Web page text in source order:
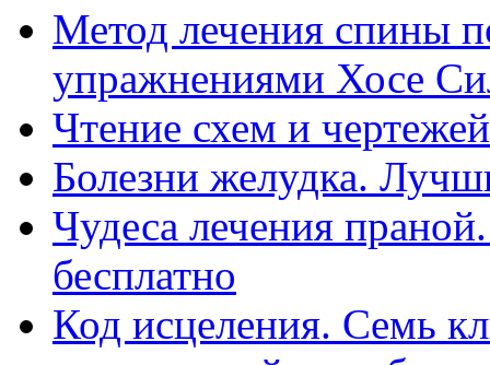
Метод лечения спины
упражнениями Хосе
Чтение схем и
Болезни желудка.
Чудеса лечения
бесплатно
Код исцеления. Семь